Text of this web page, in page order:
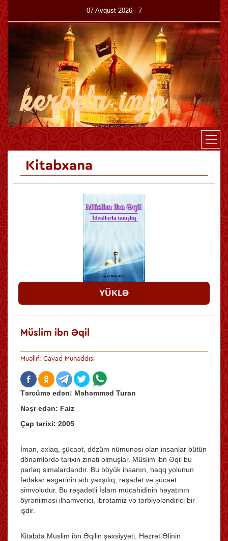
07 Avqust 2026 - 7
Canlı Haqqımızda Kitabxana Az En
Kitabxana
YÜKLƏ
Müslim ibn Əqil
Müəllif: Cavad Mühəddisi
Tərcümə edən: Məhəmməd Turan
Nəşr edən: Faiz
Çap tarixi: 2005
İman, əxlaq, şücaət, dözüm nümunəsi olan insanlar bütün
dönəmlərdə tarixin zinəti olmuşlar. Müslim ibn Əqil bu
parlaq simalardandır. Bu böyük insanın, haqq yolunun
fədakar əsgərinin adı yaxşılıq, rəşadət və şücaət
simvoludur. Bu rəşadətli İslam mücahidinin həyatının
öyrənilməsi ilhamverici, ibrətamiz və tərbiyələndirici bir
işdir.
Kitabda Müslim ibn Əqilin şəxsiyyəti, Həzrət Əlinin